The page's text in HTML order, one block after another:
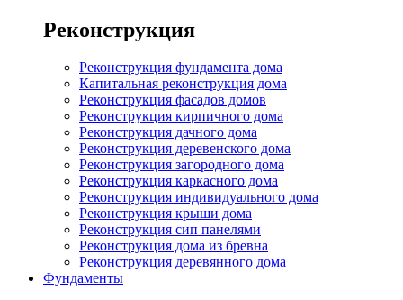
Реконструкция
Реконструкция фундамента дома
Капитальная реконструкция дома
Реконструкция фасадов домов
Реконструкция кирпичного дома
Реконструкция дачного дома
Реконструкция деревенского дома
Реконструкция загородного дома
Реконструкция каркасного дома
Реконструкция индивидуального дома
Реконструкция крыши дома
Реконструкция сип панелями
Реконструкция дома из бревна
Реконструкция деревянного дома
Фундаменты